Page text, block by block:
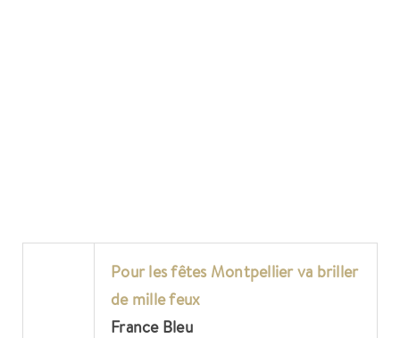
Pour les fêtes Montpellierva briller
de mille feux
France Bleu